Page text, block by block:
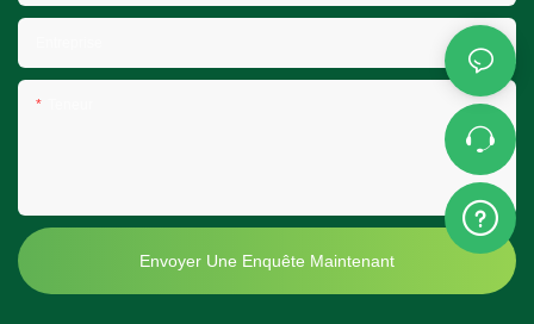
Envoyer Une Enquête Maintenant